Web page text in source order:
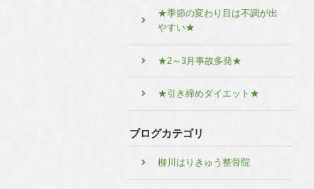
★季節の変わり目は不調が出
やすい★
★2～3月事故多発★
★引き締めダイエット★
ブログカテゴリ
柳川はりきゅう整骨院